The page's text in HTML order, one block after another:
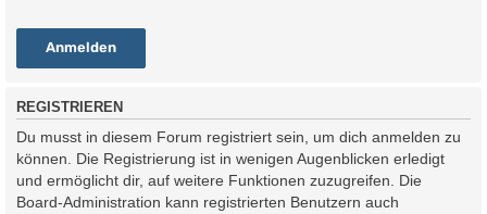
REGISTRIEREN
Du musst in diesem Forum registriert sein, um dich anmelden zu
können. Die Registrierung ist in wenigen Augenblicken erledigt
und ermöglicht dir, auf weitere Funktionen zuzugreifen. Die
Board-Administration kann registrierten Benutzern auch